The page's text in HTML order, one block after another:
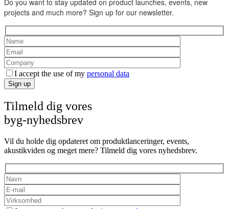
Do you want to stay updated on product launches, events, new
projects and much more? Sign up for our newsletter.
I accept the use of my personal data
Sign up
Tilmeld dig vores
byg-nyhedsbrev
Vil du holde dig opdateret om produktlanceringer, events,
akustikviden og meget mere? Tilmeld dig vores nyhedsbrev.